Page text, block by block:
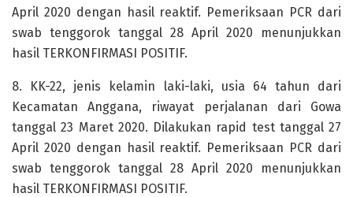
April 2020 dengan hasil reaktif. Pemeriksaan PCR dari
swab tenggorok tanggal 28 April 2020 menunjukkan
hasil TERKONFIRMASI POSITIF.
8. KK-22, jenis kelamin laki-laki, usia 64 tahun dari
Kecamatan Anggana, riwayat perjalanan dari Gowa
tanggal 23 Maret 2020. Dilakukan rapid test tanggal 27
April 2020 dengan hasil reaktif. Pemeriksaan PCR dari
swab tenggorok tanggal 28 April 2020 menunjukkan
hasil TERKONFIRMASI POSITIF.